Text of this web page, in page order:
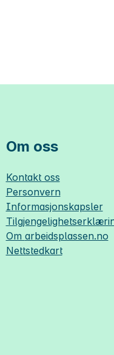
Om oss
Kontakt oss
Personvern
Informasjonskapsler
Om arbeidsplassen.no
Nettstedkart